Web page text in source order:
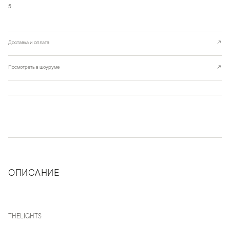
5
Доставка и оплата ↗
Посмотреть в шоуруме ↗
ОПИСАНИЕ
THELIGHTS